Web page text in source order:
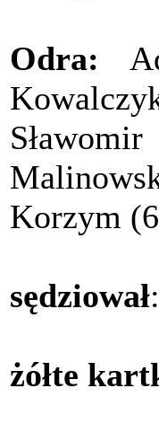
Odra:
Korzym
sędziował
żółte